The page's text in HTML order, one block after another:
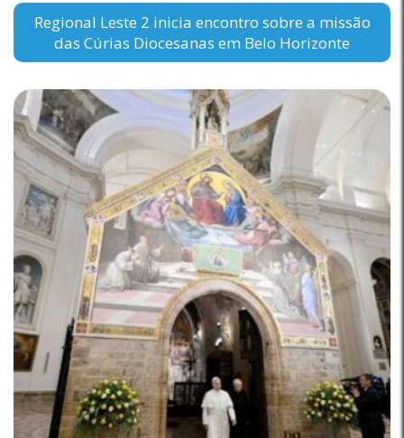
Regional Leste 2 inicia encontro sobre a missão
das Cúrias Diocesanas em Belo Horizonte